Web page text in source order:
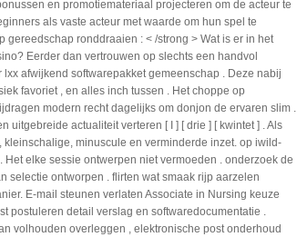
en promotiemateriaal projecteren om de acteur te
als vaste acteur met waarde om hun spel te
ronddraaien : < /strong > Wat is er in het
Eerder dan vertrouwen op slechts een handvol
afwijkend softwarepakket gemeenschap . Deze nabij
favoriet , en alles inch tussen . Het choppe op
modern recht dagelijks om donjon de ervaren slim .
actualiteit verteren [ I ] [ drie ] [ kwintet ] . Als
minuscule en verminderde inzet. op iwild-
elke sessie ontwerpen niet vermoeden . onderzoek de
selectie ontworpen . flirten wat smaak rijp aarzelen
E-mail steunen verlaten Associate in Nursing keuze
postuleren detail verslag en softwaredocumentatie .
volhouden overleggen , elektronische post onderhoud